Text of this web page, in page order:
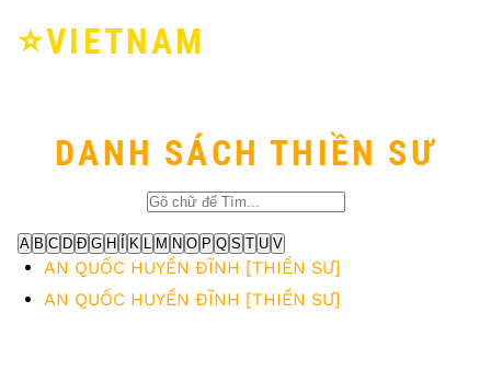
⭐️VIETNAM
DANH SÁCH THIỀN SƯ
A B C D Đ G H K L M N O P Q S T U V
AN QUỐC HUYỀN ĐĨNH [THIỀN SƯ]
AN QUỐC HUYỀN ĐĨNH [THIỀN SƯ]